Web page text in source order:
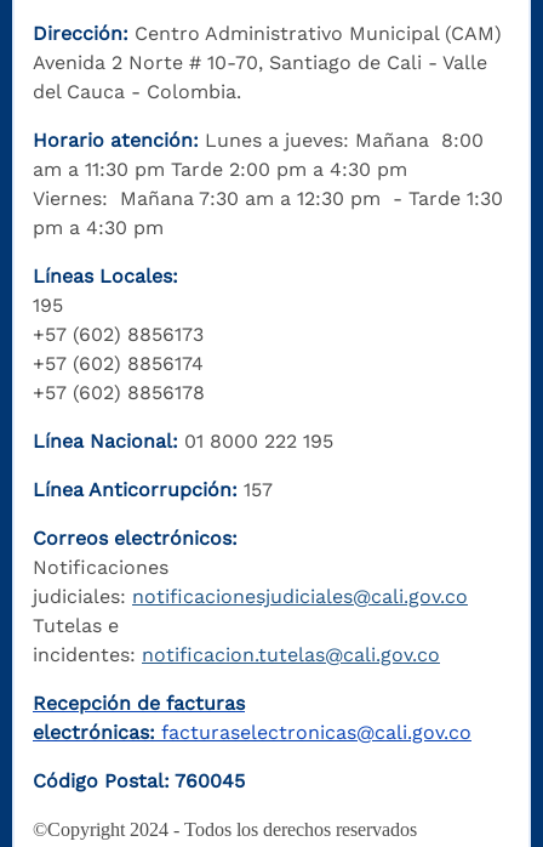
Dirección: Centro Administrativo Municipal (CAM)
Avenida 2 Norte # 10-70, Santiago de Cali - Valle
del Cauca - Colombia.
Horario atención: Lunes a jueves: Mañana 8:00
am a 11:30 pm Tarde 2:00 pm a 4:30 pm
Viernes: Mañana 7:30 am a 12:30 pm - Tarde 1:30
pm a 4:30 pm
Líneas Locales:
195
+57 (602) 8856173
+57 (602) 8856174
+57 (602) 8856178
Línea Nacional: 01 8000 222 195
Línea Anticorrupción: 157
Correos electrónicos:
Notificaciones
judiciales: notificacionesjudiciales@cali.gov.co
Tutelas e
incidentes: notificacion.tutelas@cali.gov.co
Recepción de facturas
electrónicas: facturaselectronicas@cali.gov.co
Código Postal: 760045
©Copyright 2024 - Todos los derechos reservados